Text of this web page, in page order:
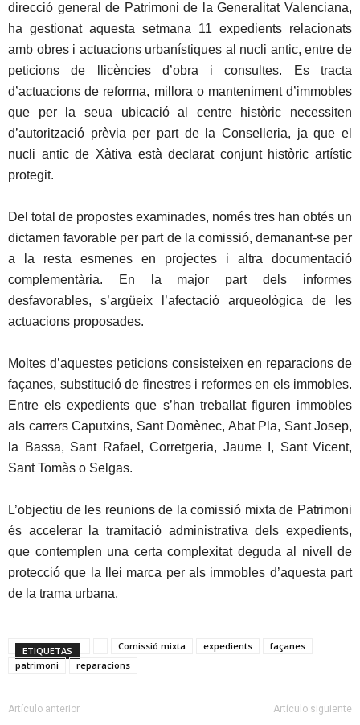
direcció general de Patrimoni de la Generalitat Valenciana,
ha gestionat aquesta setmana 11 expedients relacionats
amb obres i actuacions urbanístiques al nucli antic, entre de
peticions de llicències d’obra i consultes. Es tracta
d’actuacions de reforma, millora o manteniment d’immobles
que per la seua ubicació al centre històric necessiten
d’autorització prèvia per part de la Conselleria, ja que el
nucli antic de Xàtiva està declarat conjunt històric artístic
protegit.
Del total de propostes examinades, només tres han obtés un
dictamen favorable per part de la comissió, demanant-se per
a la resta esmenes en projectes i altra documentació
complementària. En la major part dels informes
desfavorables, s’argüeix l’afectació arqueològica de les
actuacions proposades.
Moltes d’aquestes peticions consisteixen en reparacions de
façanes, substitució de finestres i reformes en els immobles.
Entre els expedients que s’han treballat figuren immobles
als carrers Caputxins, Sant Domènec, Abat Pla, Sant Josep,
la Bassa, Sant Rafael, Corretgeria, Jaume I, Sant Vicent,
Sant Tomàs o Selgas.
L’objectiu de les reunions de la comissió mixta de Patrimoni
és accelerar la tramitació administrativa dels expedients,
que contemplen una certa complexitat deguda al nivell de
protecció que la llei marca per als immobles d’aquesta part
de la trama urbana.
ETIQUETAS Comissió mixta expedients
façanes
patrimoni
reparacions
Artículo anterior Artículo siguiente